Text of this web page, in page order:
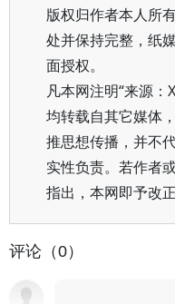
版权归作者本人所
处并保持完整，纸
面授权。
凡本网注明“来源：
均转载自其它媒体
推思想传播，并不
实性负责。若作者
指出，本网即予改正
评论（0）